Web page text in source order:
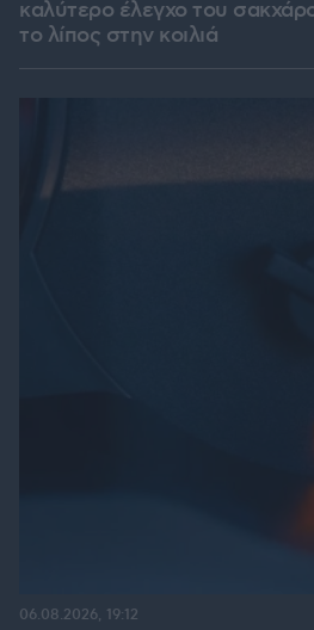
καλύτερο έλεγχο του
το λίπος στην κοιλιά
06.08.2026, 19:12